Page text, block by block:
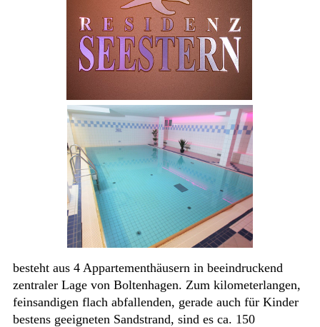
besteht aus 4 Appartementhäusern in beeindruckend
zentraler Lage von Boltenhagen. Zum kilometerlangen,
feinsandigen flach abfallenden, gerade auch für Kinder
bestens geeigneten Sandstrand, sind es ca. 150